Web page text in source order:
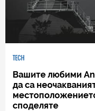
TECH
Вашите любими
да са
споделяте